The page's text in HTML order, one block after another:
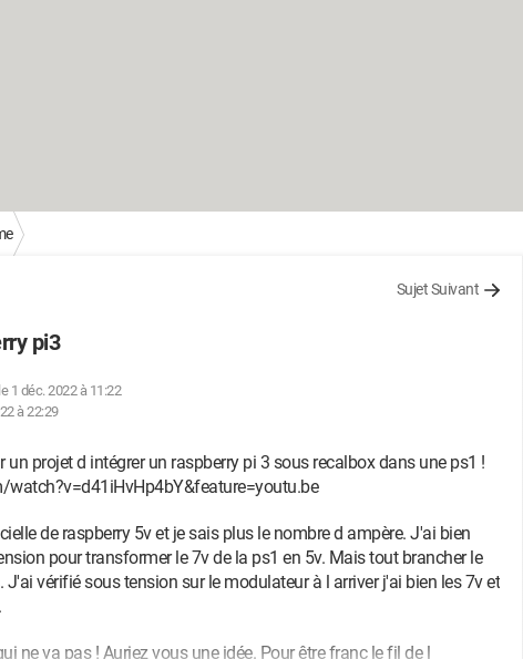
Sujet Suivant
pi3
1 déc. 2022 à 11:22
à 22:29
un projet d intégrer un raspberry pi 3 sous recalbox dans une ps1 !
de raspberry 5v et je sais plus le nombre d ampère. J'ai bien
pour transformer le 7v de la ps1 en 5v. Mais tout brancher le
J'ai vérifié sous tension sur le modulateur à l arriver j'ai bien les 7v et
ne va pas ! Auriez vous une idée. Pour être franc le fil de l